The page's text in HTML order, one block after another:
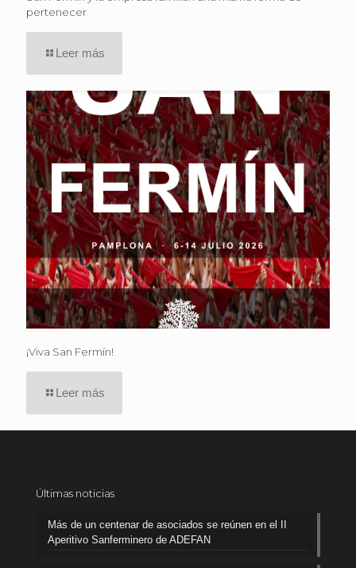
pertenecer
Leer más
¡Viva San Fermín!
Leer más
Últimas noticias
Más de un centenar de asociados se reúnen en el II
Aperitivo Sanferminero de ADEFAN